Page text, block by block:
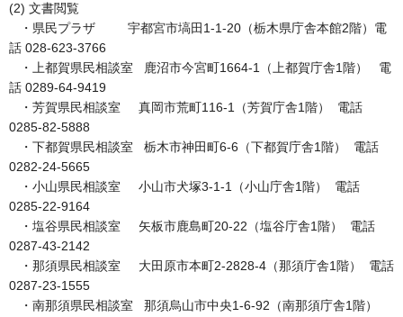
(2) 文書閲覧
・県民プラザ 宇都宮市塙田1-1-20（栃木県庁舎本館2階）電
話 028-623-3766
・上都賀県民相談室 鹿沼市今宮町1664-1（上都賀庁舎1階） 電
話 0289-64-9419
・芳賀県民相談室 真岡市荒町116-1（芳賀庁舎1階） 電話
0285-82-5888
・下都賀県民相談室 栃木市神田町6-6（下都賀庁舎1階） 電話
0282-24-5665
・小山県民相談室 小山市犬塚3-1-1（小山庁舎1階） 電話
0285-22-9164
・塩谷県民相談室 矢板市鹿島町20-22（塩谷庁舎1階） 電話
0287-43-2142
・那須県民相談室 大田原市本町2-2828-4（那須庁舎1階） 電話
0287-23-1555
・南那須県民相談室 那須烏山市中央1-6-92（南那須庁舎1階）